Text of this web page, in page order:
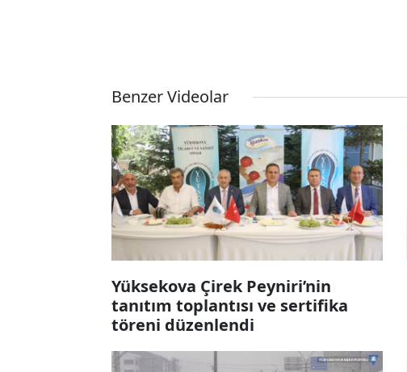
Benzer Videolar
Yüksekova Çirek Peyniri’nin
tanıtım toplantısı ve sertifika
töreni düzenlendi